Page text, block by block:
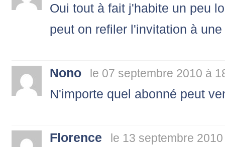
Oui tout à fait j'habite un peu
peut on refiler l'invitation à
Nono le 07 septembre 2010 à
N'importe quel abonné peut
Florence le 13 septembre